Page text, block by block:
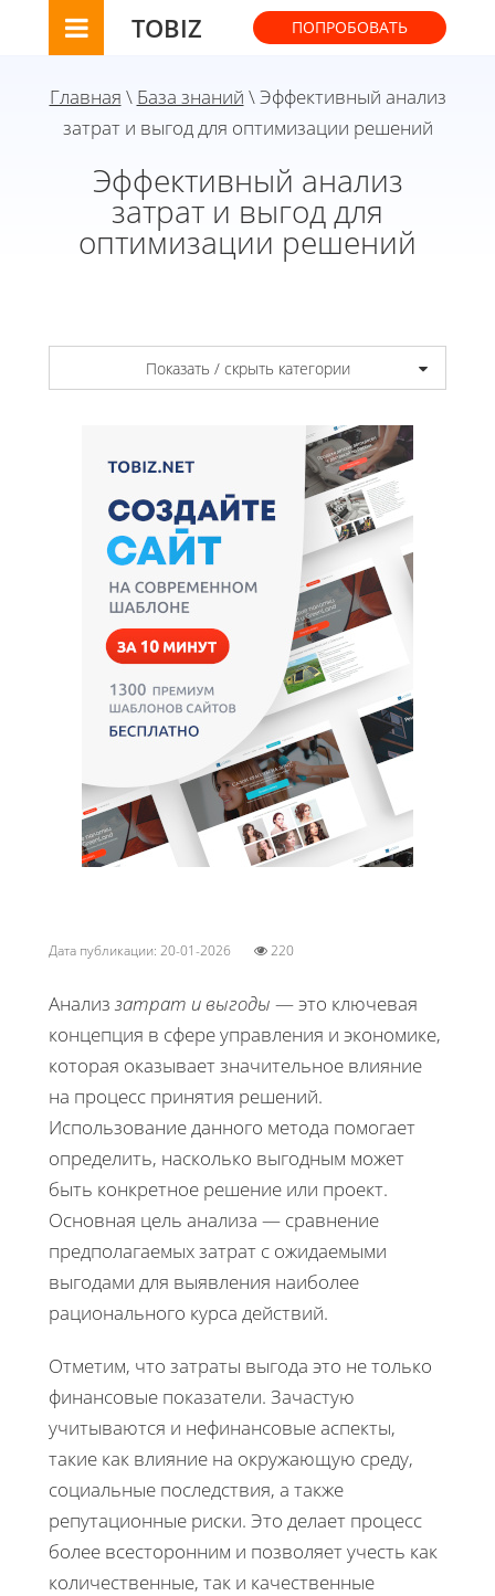
TOBIZ ПОПРОБОВАТЬ
Главная \ База знаний \ Эффективный анализ
затрат и выгод для оптимизации решений
Эффективный анализ
затрат и выгод для
оптимизации решений
Показать / скрыть категории
Дата публикации: 20-01-2026 220
Анализ затрат и выгоды — это ключевая
концепция в сфере управления и экономике,
которая оказывает значительное влияние
на процесс принятия решений.
Использование данного метода помогает
определить, насколько выгодным может
быть конкретное решение или проект.
Основная цель анализа — сравнение
предполагаемых затрат с ожидаемыми
выгодами для выявления наиболее
рационального курса действий.
Отметим, что затраты выгода это не только
финансовые показатели. Зачастую
учитываются и нефинансовые аспекты,
такие как влияние на окружающую среду,
социальные последствия, а также
репутационные риски. Это делает процесс
более всесторонним и позволяет учесть как
количественные, так и качественные